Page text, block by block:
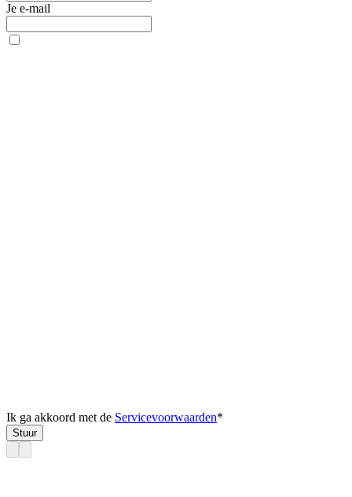
Je e-mail
Ik ga akkoord met de Servicevoorwaarden*
Stuur